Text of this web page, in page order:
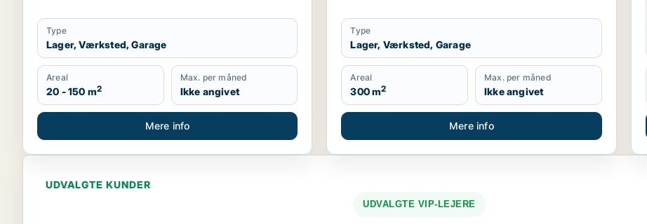
Type
Lager, Værksted, Garage
Areal
20 - 150 m2
Max. per måned
Ikke angivet
Mere info
Type
Lager, Værksted, Garage
Areal
300 m2
Max. per måned
Ikke angivet
Mere info
UDVALGTE KUNDER
UDVALGTE VIP-LEJERE